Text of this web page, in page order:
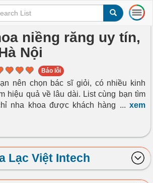
T
o
g
a
i
g
i
o
n
niềng răng uy tín,
Nội
Báo lỗi
nên chọn bác sĩ giỏi, có nhiều kinh
hiệu quả về lâu dài. List cùng bạn tìm
nha khoa được khách hàng ...xem
Lạc Việt Intech